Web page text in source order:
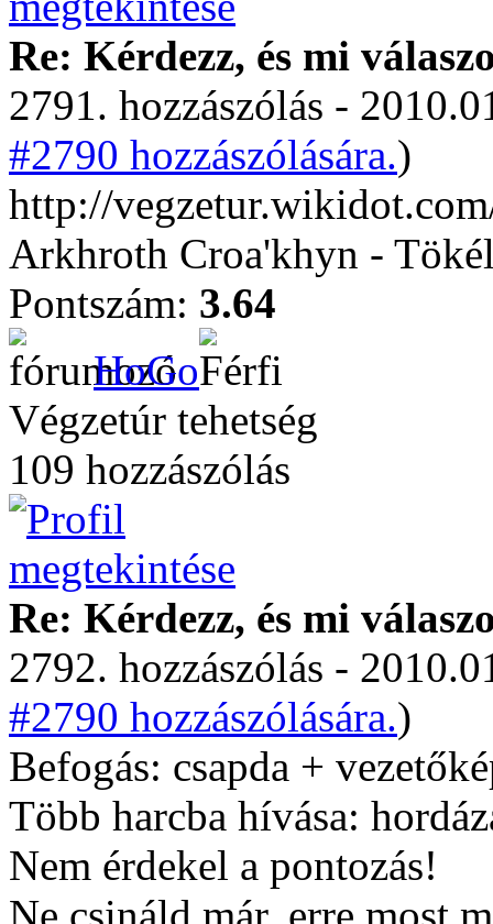
Re: Kérdezz, és mi
2791. hozzászólás -
#2790 hozzászólására.)
http://
Arkhroth Croa'khyn -
Pontszám: 3.64
HoGo
Végzetúr tehetség
109 hozzászólás
Re: Kérdezz, és mi
2792. hozzászólás -
#2790 hozzászólására.)
Befogás: csapda +
Több harcba hívása:
Nem érdekel a pontozás!